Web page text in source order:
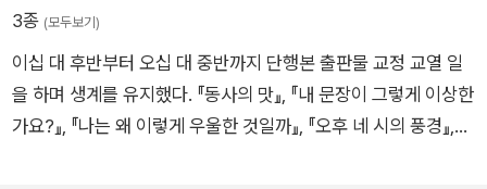
3종 (모두보기)
이십 대 후반부터 오십 대 중반까지 단행본 출판물 교정 교열 일
을 하며 생계를 유지했다. 『동사의 맛』, 『내 문장이 그렇게 이상한
가요?』, 『나는 왜 이렇게 우울한 것일까』, 『오후 네 시의 풍경』,